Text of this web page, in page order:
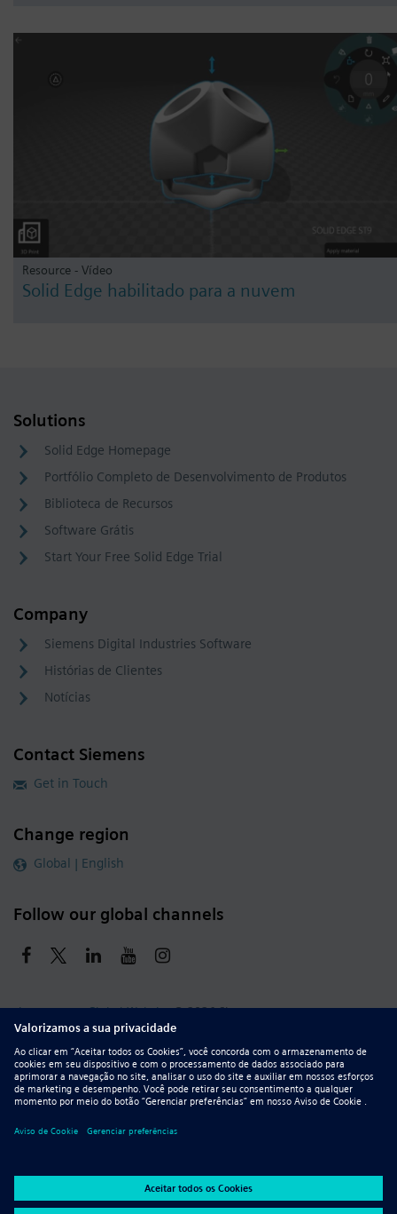
Resource - Vídeo
Solid Edge habilitado para a nuvem
Solutions
Solid Edge Homepage
Portfólio Completo de Desenvolvimento de Produtos
Biblioteca de Recursos
Software Grátis
Start Your Free Solid Edge Trial
Company
Siemens Digital Industries Software
Histórias de Clientes
Notícias
Contact Siemens
Get in Touch
Change region
Global | English
Follow our global channels
siemens.com Global Website © 2026 Siemens
Whistleblowing
Corporate Information
DMCA
Privacy Notice
Terms of Use
Digital ID
Report Piracy